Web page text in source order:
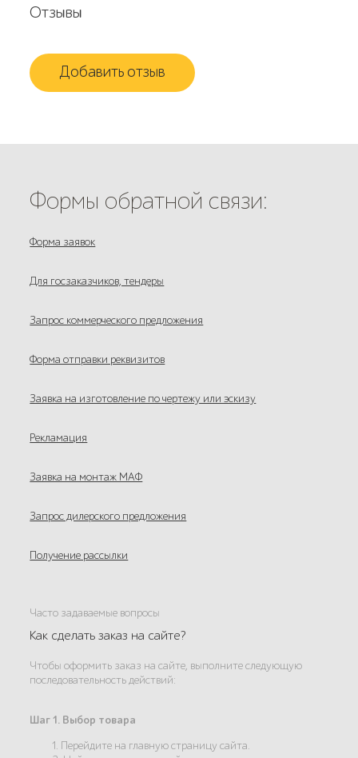
Отзывы
Добавить отзыв
Формы обратной связи:
Форма заявок
Для госзаказчиков, тендеры
Запрос коммерческого предложения
Форма отправки реквизитов
Заявка на изготовление по чертежу или эскизу
Рекламация
Заявка на монтаж МАФ
Запрос дилерского предложения
Получение рассылки
Часто задаваемые вопросы
Как сделать заказ на сайте?
Чтобы оформить заказ на сайте, выполните следующую
последовательность действий:
Шаг 1. Выбор товара
1. Перейдите на главную страницу сайта.